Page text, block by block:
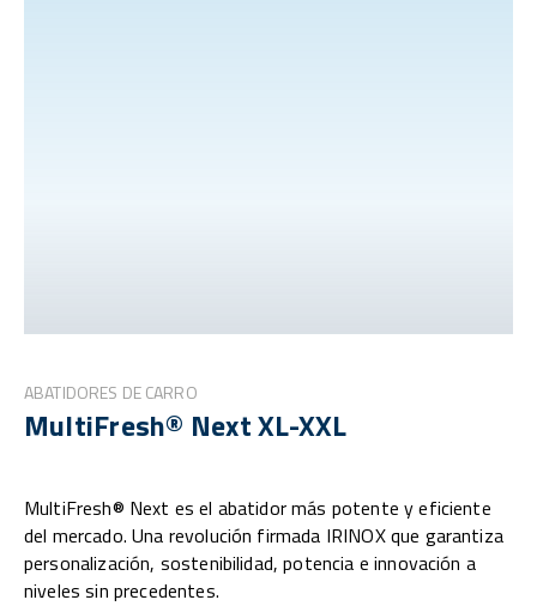
ABATIDORES DE CARRO
MultiFresh® Next XL-XXL
MultiFresh® Next es el abatidor más potente y eficiente
del mercado. Una revolución firmada IRINOX que garantiza
personalización, sostenibilidad, potencia e innovación a
niveles sin precedentes.